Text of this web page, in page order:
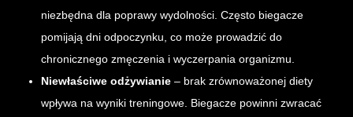
niezbędna dla poprawy wydolności. Często biegacze
pomijają dni odpoczynku, co może prowadzić do
chronicznego zmęczenia i wyczerpania organizmu.
Niewłaściwe odżywianie – brak zrównoważonej diety
wpływa na wyniki treningowe. Biegacze powinni zwracać